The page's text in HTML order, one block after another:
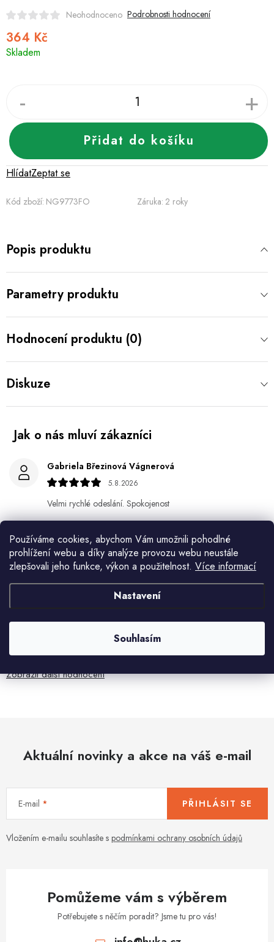
Používáme cookies, abychom Vám umožnili pohodlné
prohlížení webu a díky analýze provozu webu neustále
zlepšovali jeho funkce, výkon a použitelnost. Více informací
Nastavení
Souhlasím
Vrácení a reklamace
Podmínky ochrany osobních údajů
Obchodní podmínky pro podnikatele
Zásady používání cookies
364 Kč
Skladem
Přidat do košíku
Kód zboží: NG9773FO Záruka: 2 roky
Zeptat se
Hlídat
Neohodnoceno Podrobnosti hodnocení
Popis produktu
Parametry produktu
Hodnocení produktu (0)
Diskuze
Gabriela Březinová Vágnerová
5.8.2026
Velmi rychlé odeslání. Spokojenost
5.8.2026
Je sice větší ale vypadá dobře
Ivana Mimrackova
2.8.2026
Zobrazit další hodnocení
Aktuální novinky a akce na váš e-mail
E-mail
Vložením e-mailu souhlasíte s podmínkami ochrany osobních údajů
PŘIHLÁSIT SE
Pomůžeme vám s výběrem
Potřebujete s něčím poradit? Jsme tu pro vás!